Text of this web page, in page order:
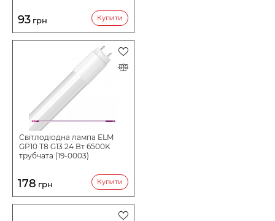
93 грн Купити
Світлодіодна лампа ELM
GP10 T8 G13 24 Вт 6500K
трубчата (19-0003)
178 грн Купити